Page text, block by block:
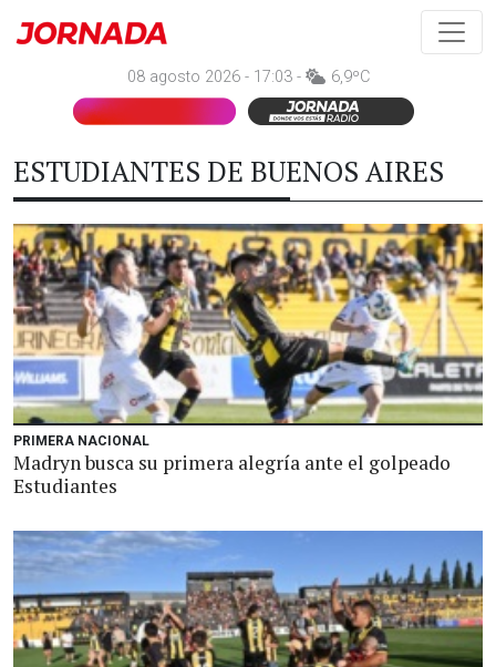
08 agosto 2026 - 17:03 - 6,9ºC
ESTUDIANTES DE BUENOS AIRES
PRIMERA NACIONAL
Madryn busca su primera alegría ante el golpeado
Estudiantes